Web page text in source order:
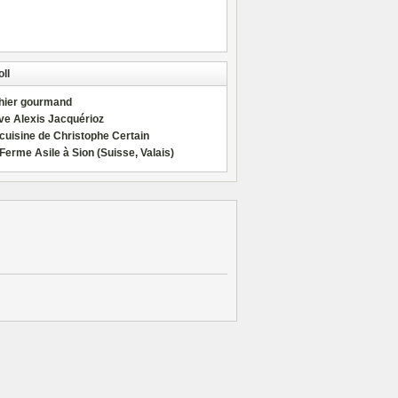
gourmand
Alexis Jacquérioz
de Christophe Certain
Asile à Sion (Suisse, Valais)